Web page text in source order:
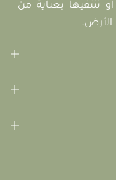
ننتقيها بعناية من
الأرض.